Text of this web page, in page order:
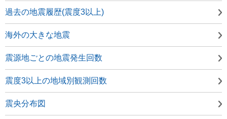
過去の地震履歴(震度3以上)
海外の大きな地震
震源地ごとの地震発生回数
震度3以上の地域別観測回数
震央分布図